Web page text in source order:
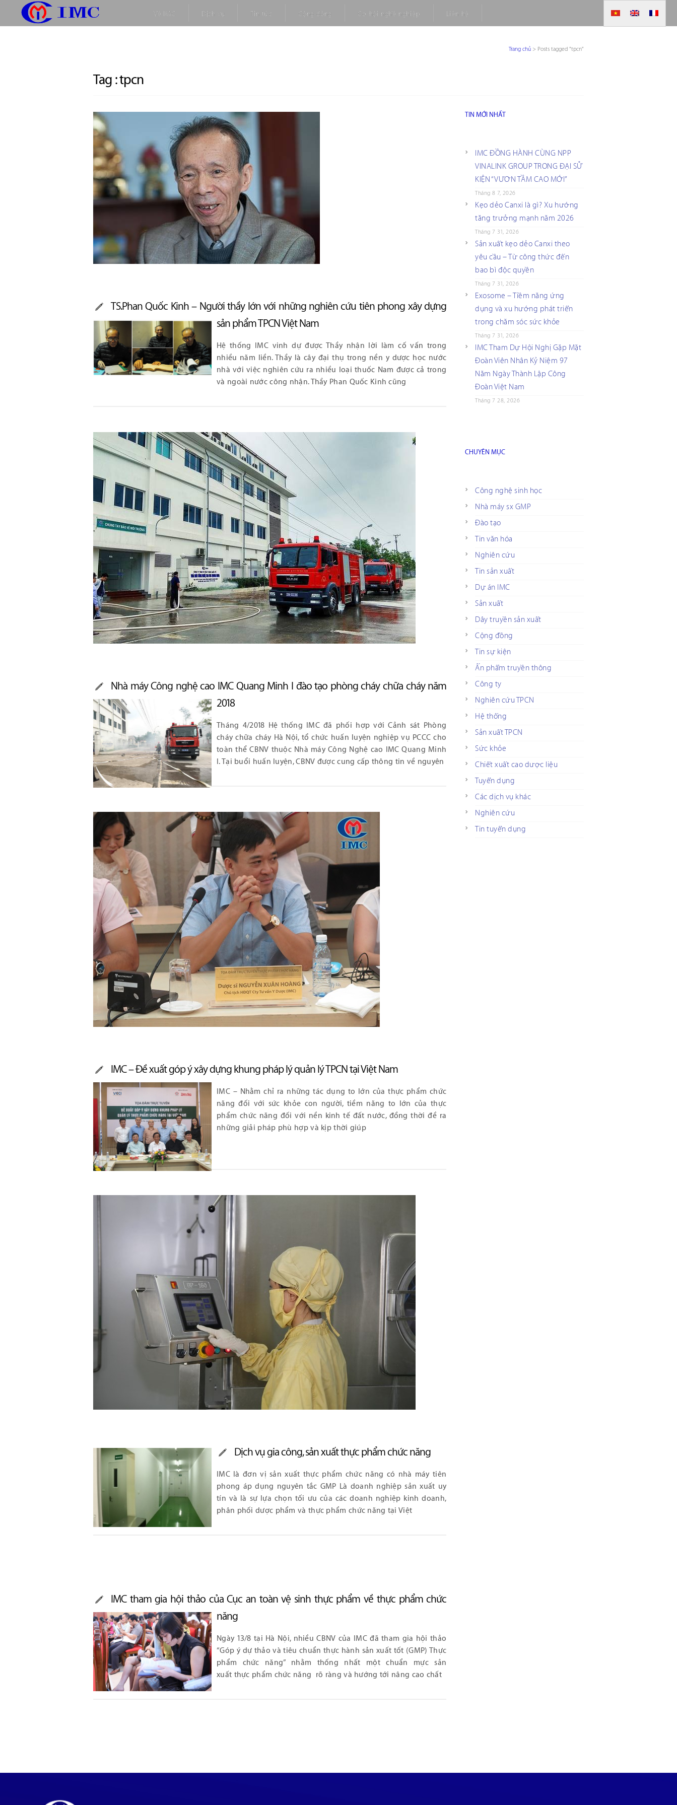
Về IMC Dịch vụ Tin tức Cộng đồng Cơ hội nghề nghiệp Liên hệ
Trang chủ > Posts tagged "tpcn"
Tag :tpcn
TS.Phan Quốc Kinh – Người thầy lớn với những nghiên cứu tiên phong xây dựng
sản phẩm TPCN Việt Nam
Hệ thống IMC vinh dự được Thầy nhận lời làm cố vấn trong
nhiều năm liền. Thầy là cây đại thụ trong nền y dược học nước
nhà với việc nghiên cứu ra nhiều loại thuốc Nam được cả trong
và ngoài nước công nhận. Thầy Phan Quốc Kinh cũng
Nhà máy Công nghệ cao IMC Quang Minh I đào tạo phòng cháy chữa cháy năm
2018
Tháng 4/2018 Hệ thống IMC đã phối hợp với Cảnh sát Phòng
cháy chữa cháy Hà Nội, tổ chức huấn luyện nghiệp vụ PCCC cho
toàn thể CBNV thuộc Nhà máy Công Nghệ cao IMC Quang Minh
I. Tại buổi huấn luyện, CBNV được cung cấp thông tin về nguyên
IMC – Đề xuất góp ý xây dựng khung pháp lý quản lý TPCN tại Việt Nam
IMC – Nhằm chỉ ra những tác dụng to lớn của thực phẩm chức
năng đối với sức khỏe con người, tiềm năng to lớn của thực
phẩm chức năng đối với nền kinh tế đất nước, đồng thời đề ra
những giải pháp phù hợp và kịp thời giúp
Dịch vụ gia công, sản xuất thực phẩm chức năng
IMC là đơn vị sản xuất thực phẩm chức năng có nhà máy tiên
phong áp dụng nguyên tắc GMP Là doanh nghiệp sản xuất uy
tín và là sự lựa chọn tối ưu của các doanh nghiệp kinh doanh,
phân phối dược phẩm và thực phẩm chức năng tại Việt
IMC tham gia hội thảo của Cục an toàn vệ sinh thực phẩm về thực phẩm chức
năng
Ngày 13/8 tại Hà Nội, nhiều CBNV của IMC đã tham gia hội thảo
“Góp ý dự thảo và tiêu chuẩn thực hành sản xuất tốt (GMP) Thực
phẩm chức năng” nhằm thống nhất một chuẩn mực sản
xuất thực phẩm chức năng rõ ràng và hướng tới nâng cao chất
TIN MỚI NHẤT
IMC ĐỒNG HÀNH CÙNG NPP
VINALINK GROUP TRONG ĐẠI SỰ
KIỆN “VƯƠN TẦM CAO MỚI”
Tháng 8 7, 2026
Kẹo dẻo Canxi là gì? Xu hướng
tăng trưởng mạnh năm 2026
Tháng 7 31, 2026
Sản xuất kẹo dẻo Canxi theo
yêu cầu – Từ công thức đến
bao bì độc quyền
Tháng 7 31, 2026
Exosome – Tiềm năng ứng
dụng và xu hướng phát triển
trong chăm sóc sức khỏe
Tháng 7 31, 2026
IMC Tham Dự Hội Nghị Gặp Mặt
Đoàn Viên Nhân Kỷ Niệm 97
Năm Ngày Thành Lập Công
Đoàn Việt Nam
Tháng 7 28, 2026
CHUYÊN MỤC
Công nghệ sinh học
Nhà máy sx GMP
Đào tạo
Tin văn hóa
Nghiên cứu
Tin sản xuất
Dự án IMC
Sản xuất
Dây truyền sản xuất
Cộng đồng
Tin sự kiện
Ấn phẩm truyền thông
Công ty
Nghiên cứu TPCN
Hệ thống
Sản xuất TPCN
Sức khỏe
Chiết xuất cao dược liệu
Tuyển dụng
Các dịch vụ khác
Nghiên cứu
Tin tuyển dụng